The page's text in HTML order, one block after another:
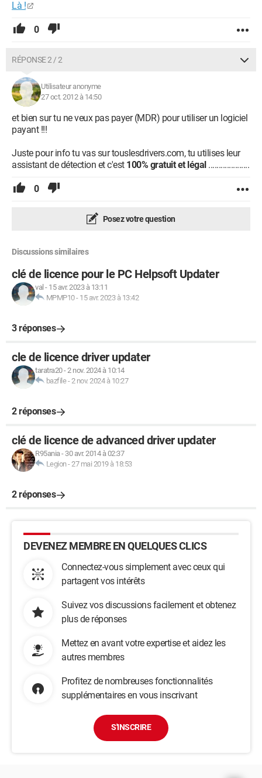
Là !
0
RÉPONSE 2 / 2
Utilisateur anonyme
27 oct. 2012 à 14:50
et bien sur tu ne veux pas payer (MDR) pour utiliser un logiciel
payant !!!
Juste pour info tu vas sur touslesdrivers.com, tu utilises leur
assistant de détection et c'est 100% gratuit et légal....................
0
Posez votre question
Discussions similaires
clé de licence pour le PC Helpsoft Updater
val - 15 avr. 2023 à 13:11
MPMP10- 15 avr. 2023 à 13:42
3 réponses
cle de licence driver updater
taratra20-2 nov. 2024 à 10:14
bazfile-2 nov. 2024 à 10:27
2 réponses
clé de licence de advanced driver updater
R95ania- 30 avr. 2014 à 02:37
Legion-27 mai 2019 à 18:53
2 réponses
DEVENEZ MEMBRE EN QUELQUES CLICS
Connectez-vous simplement avec ceux qui
partagent vos intérêts
Suivez vos discussions facilement et obtenez
plus de réponses
Mettez en avant votre expertise et aidez les
autres membres
Profitez de nombreuses fonctionnalités
supplémentaires en vous inscrivant
S'INSCRIRE